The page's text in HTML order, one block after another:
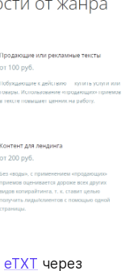
eTXT через